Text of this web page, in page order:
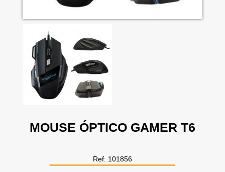
MOUSE ÓPTICO GAMER T6
Ref: 101856